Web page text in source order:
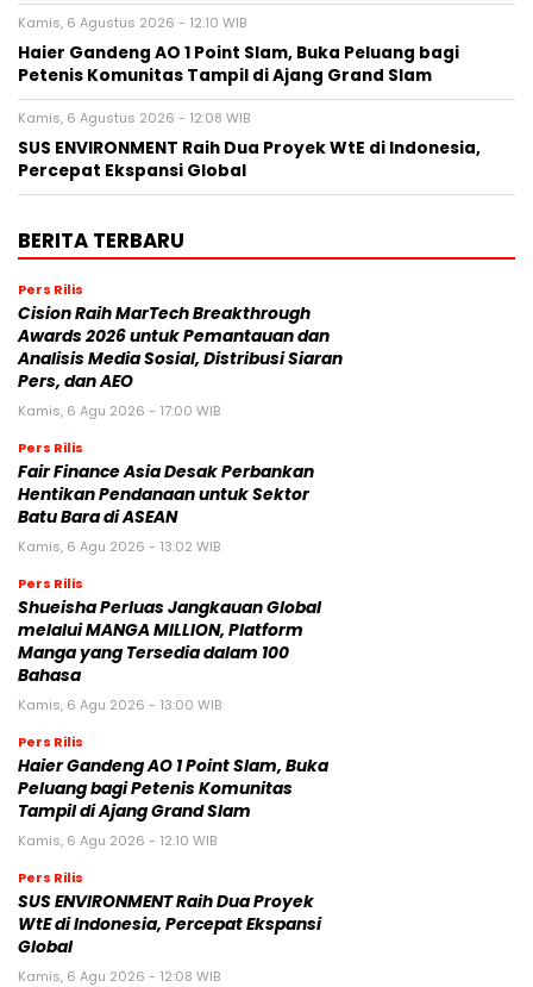
Kamis, 6 Agustus 2026 - 12:10 WIB
Haier Gandeng AO 1 Point Slam, Buka Peluang bagi
Petenis Komunitas Tampil di Ajang Grand Slam
Kamis, 6 Agustus 2026 - 12:08 WIB
SUS ENVIRONMENT Raih Dua Proyek WtE di Indonesia,
Percepat Ekspansi Global
BERITA TERBARU
Pers Rilis
Cision Raih MarTech Breakthrough
Awards 2026 untuk Pemantauan dan
Analisis Media Sosial, Distribusi Siaran
Pers, dan AEO
Kamis, 6 Agu 2026 - 17:00 WIB
Pers Rilis
Fair Finance Asia Desak Perbankan
Hentikan Pendanaan untuk Sektor
Batu Bara di ASEAN
Kamis, 6 Agu 2026 - 13:02 WIB
Pers Rilis
Shueisha Perluas Jangkauan Global
melalui MANGA MILLION, Platform
Manga yang Tersedia dalam 100
Bahasa
Kamis, 6 Agu 2026 - 13:00 WIB
Pers Rilis
Haier Gandeng AO 1 Point Slam, Buka
Peluang bagi Petenis Komunitas
Tampil di Ajang Grand Slam
Kamis, 6 Agu 2026 - 12:10 WIB
Pers Rilis
SUS ENVIRONMENT Raih Dua Proyek
WtE di Indonesia, Percepat Ekspansi
Global
Kamis, 6 Agu 2026 - 12:08 WIB